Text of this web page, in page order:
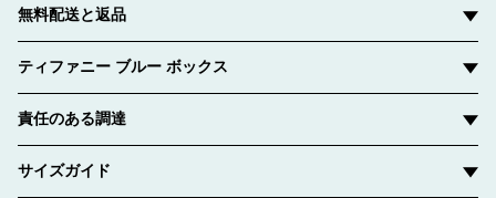
無料配送と返品
ティファニー ブルー ボックス
責任のある調達
サイズガイド